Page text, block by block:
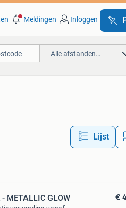
Meldingen Inloggen
Alle afstanden…
Lijst
METALLIC GLOW €